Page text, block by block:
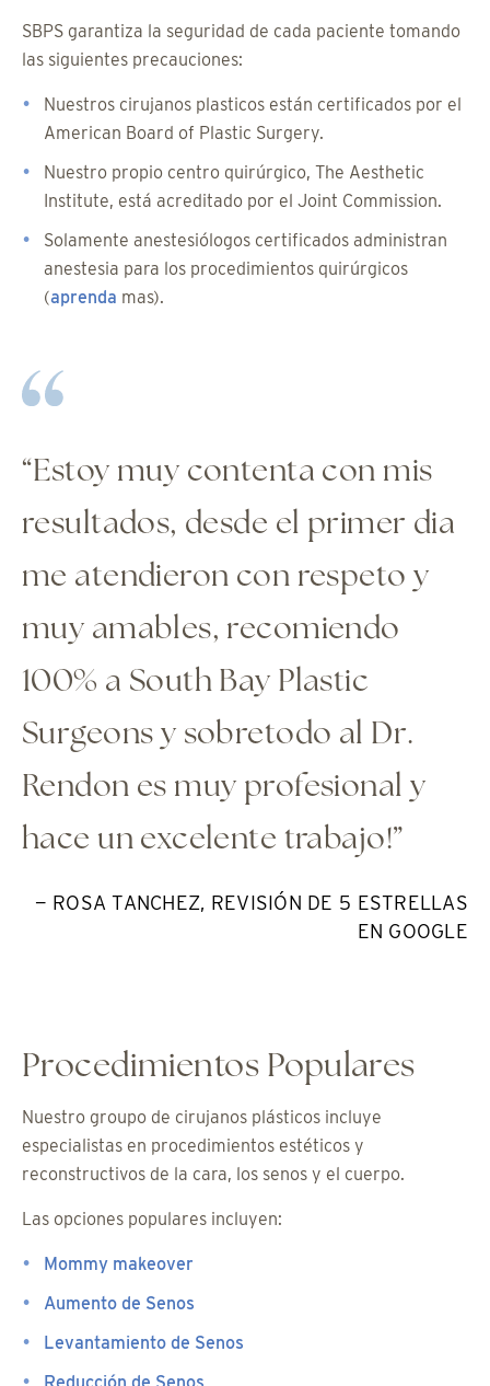
SBPS garantiza la seguridad de cada paciente tomando
las siguientes precauciones:
Nuestros cirujanos plasticos están certificados por el
American Board of Plastic Surgery.
Nuestro propio centro quirúrgico, The Aesthetic
Institute, está acreditado por el Joint Commission.
Solamente anestesiólogos certificados administran
anestesia para los procedimientos quirúrgicos
(aprenda mas).
“Estoy muy contenta con mis
resultados, desde el primer dia
me atendieron con respeto y
muy amables, recomiendo
100% a South Bay Plastic
Surgeons y sobretodo al Dr.
Rendon es muy profesional y
hace un excelente trabajo!”
— ROSA TANCHEZ, REVISIÓN DE 5 ESTRELLAS
EN GOOGLE
Procedimientos Populares
Nuestro groupo de cirujanos plásticos incluye
especialistas en procedimientos estéticos y
reconstructivos de la cara, los senos y el cuerpo.
Las opciones populares incluyen:
Mommy makeover
Aumento de Senos
Levantamiento de Senos